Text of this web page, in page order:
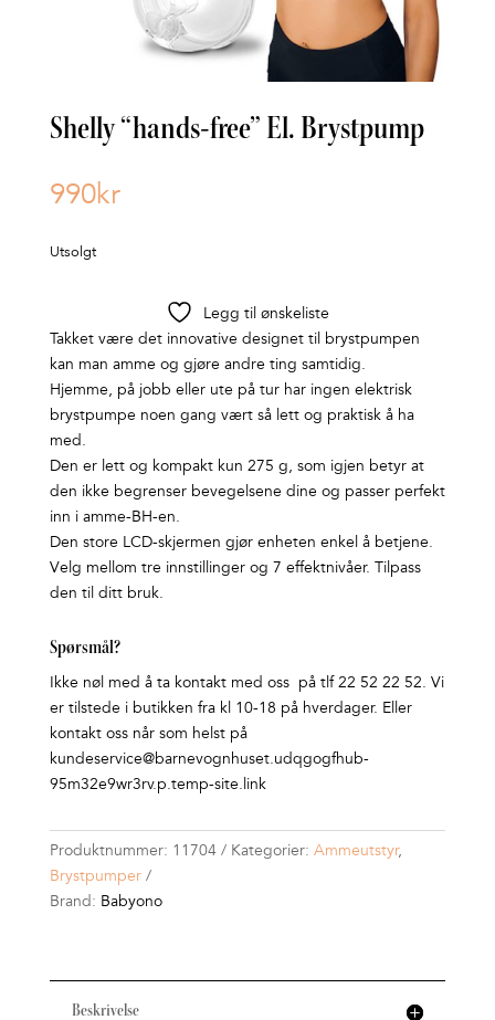
Shelly “hands-free” El. Brystpump
990kr
Utsolgt
Legg til ønskeliste
Takket være det innovative designet til brystpumpen
kan man amme og gjøre andre ting samtidig.
Hjemme, på jobb eller ute på tur har ingen elektrisk
brystpumpe noen gang vært så lett og praktisk å ha
med.
Den er lett og kompakt kun 275 g, som igjen betyr at
den ikke begrenser bevegelsene dine og passer perfekt
inn i amme-BH-en.
Den store LCD-skjermen gjør enheten enkel å betjene.
Velg mellom tre innstillinger og 7 effektnivåer. Tilpass
den til ditt bruk.
Spørsmål?
Ikke nøl med å ta kontakt med oss på tlf 22 52 22 52. Vi
er tilstede i butikken fra kl 10-18 på hverdager. Eller
kontakt oss når som helst på
kundeservice@barnevognhuset.udqgogfhub-
95m32e9wr3rv.p.temp-site.link
Produktnummer: 11704 Kategorier: Ammeutstyr,
Brystpumper
Brand: Babyono
Beskrivelse